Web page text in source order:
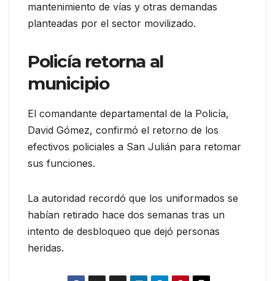
mantenimiento de vías y otras demandas
planteadas por el sector movilizado.
Policía retorna al
municipio
El comandante departamental de la Policía,
David Gómez, confirmó el retorno de los
efectivos policiales a San Julián para retomar
sus funciones.
La autoridad recordó que los uniformados se
habían retirado hace dos semanas tras un
intento de desbloqueo que dejó personas
heridas.